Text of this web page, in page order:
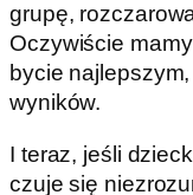
grupę,
Oczywiście
bycie
wyników.
I teraz, jeśli
czuje się